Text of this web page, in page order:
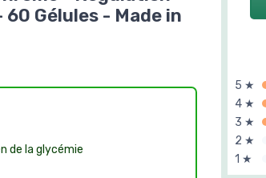
5 ★
4 ★
3 ★
2 ★
1 ★
Gélules - Made in
de la glycémie